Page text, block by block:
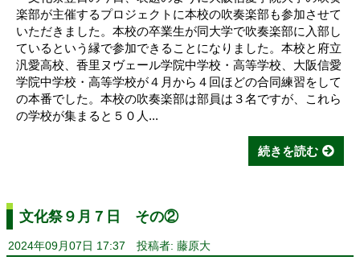
楽部が主催するプロジェクトに本校の吹奏楽部も参加させて
いただきました。本校の卒業生が同大学で吹奏楽部に入部し
ているという縁で参加できることになりました。本校と府立
汎愛高校、香里ヌヴェール学院中学校・高等学校、大阪信愛
学院中学校・高等学校が４月から４回ほどの合同練習をして
の本番でした。本校の吹奏楽部は部員は３名ですが、これら
の学校が集まると５０人...
続きを読む
文化祭９月７日 その②
2024年09月07日 17:37 投稿者: 藤原大